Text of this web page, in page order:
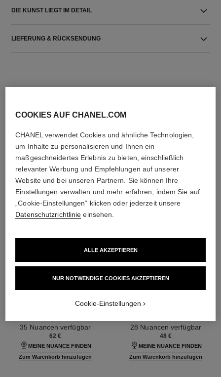
DIE KUNST LIEGT IM DETAIL
LIEFERUNG & RÜCKSENDUNG
Ultra-langer Halt – Maximaler
Finish
Ref. 146314
35 Nuancen verfügbar
62 €
MEINE NUANCE FINDEN
Zum Warenkorb hinzufügen
Concealer – Langer Halt –
Makelloses Finish
Ref. 178012
28 Nuancen verfügbar
48 €
MEINE NUANCE FINDEN
Zum Warenkorb hinzufügen
COOKIES AUF CHANEL.COM
CHANEL verwendet Cookies und ähnliche Technologien,
um Inhalte zu personalisieren und Ihnen ein
maßgeschneidertes Erlebnis zu bieten, einschließlich
relevanter Werbung und Empfehlungen auf unserer
Website und bei unseren Partnern. Sie können Ihre
Einstellungen verwalten und mehr erfahren, indem Sie auf
„Cookie-Einstellungen“ klicken oder jederzeit unsere
Datenschutzrichtlinie einsehen.
NUR NOTWENDIGE COOKIES AKZEPTIEREN
ALLE AKZEPTIEREN
Cookie-Einstellungen